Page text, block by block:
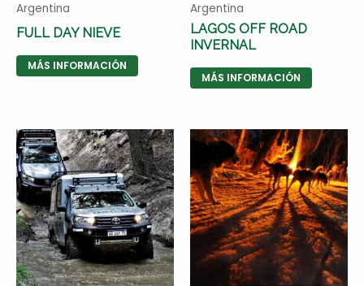
Argentina
FULL DAY NIEVE
MÁS INFORMACIÓN
Argentina
LAGOS OFF ROAD
INVERNAL
MÁS INFORMACIÓN